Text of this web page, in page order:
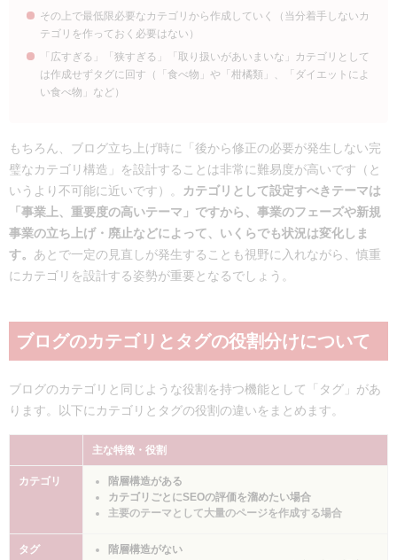
その上で最低限必要なカテゴリから作成していく（当分着手しないカ
テゴリを作っておく必要はない）
「広すぎる」「狭すぎる」「取り扱いがあいまいな」カテゴリとして
は作成せずタグに回す（「食べ物」や「柑橘類」、「ダイエットによ
い食べ物」など）
もちろん、ブログ立ち上げ時に「後から修正の必要が発生しない完
璧なカテゴリ構造」を設計することは非常に難易度が高いです（と
いうより不可能に近いです）。
カテゴリとして設定すべきテーマは
「事業上、重要度の高いテーマ」ですから、事業のフェーズや新規
事業の立ち上げ・廃止などによって、いくらでも状況は変化しま
す。 あとで一定の見直しが発生することも視野に入れながら、慎重
にカテゴリを設計する姿勢が重要となるでしょう。
ブログのカテゴリとタグの役割分けについて
ブログのカテゴリと同じような役割を持つ機能として「タグ」があ
ります。以下にカテゴリとタグの役割の違いをまとめます。
主な特徴・役割
カテゴリ
階層構造がある
カテゴリごとにSEOの評価を溜めたい場合
主要のテーマとして大量のページを作成する場合
タグ
階層構造がない